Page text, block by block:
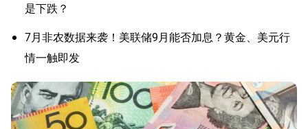
是下跌？
7月非农数据来袭！美联储9月能否加息？黄金、美元行
情一触即发